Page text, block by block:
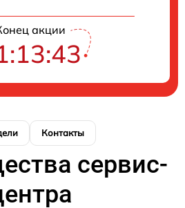
акции
Контакты
сервис-